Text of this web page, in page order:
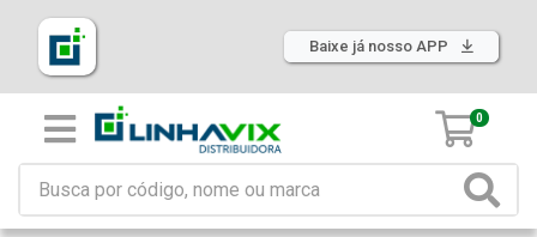
Baixe já nosso APP
0